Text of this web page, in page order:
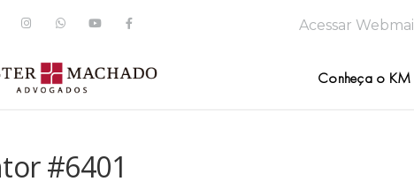
Acessar Webmail
Conheça o KM
#6401